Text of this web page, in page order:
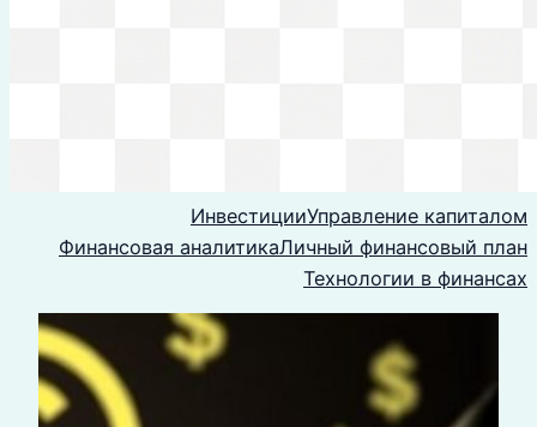
ИнвестицииУправление капиталом
Финансовая аналитикаЛичный финансовый план
Технологии в финансах